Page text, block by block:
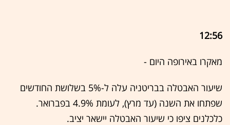
12:56
מאקרו באירופה היום -
שיעור האבטלה בבריטניה עלה ל-5% בשלושת החודשים
שפתחו את השנה (עד מרץ), לעומת 4.9% בפברואר.
כלכלנים ציפו כי שיעור האבטלה יישאר יציב.